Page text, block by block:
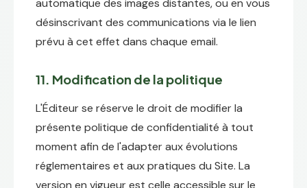
désinscrivant des communications via le lien
prévu à cet effet dans chaque email.
11. Modification de la politique
L'Éditeur se réserve le droit de modifier la
présente politique de confidentialité à tout
moment afin de l'adapter aux évolutions
réglementaires et aux pratiques du Site. La
version en vigueur est celle accessible sur le